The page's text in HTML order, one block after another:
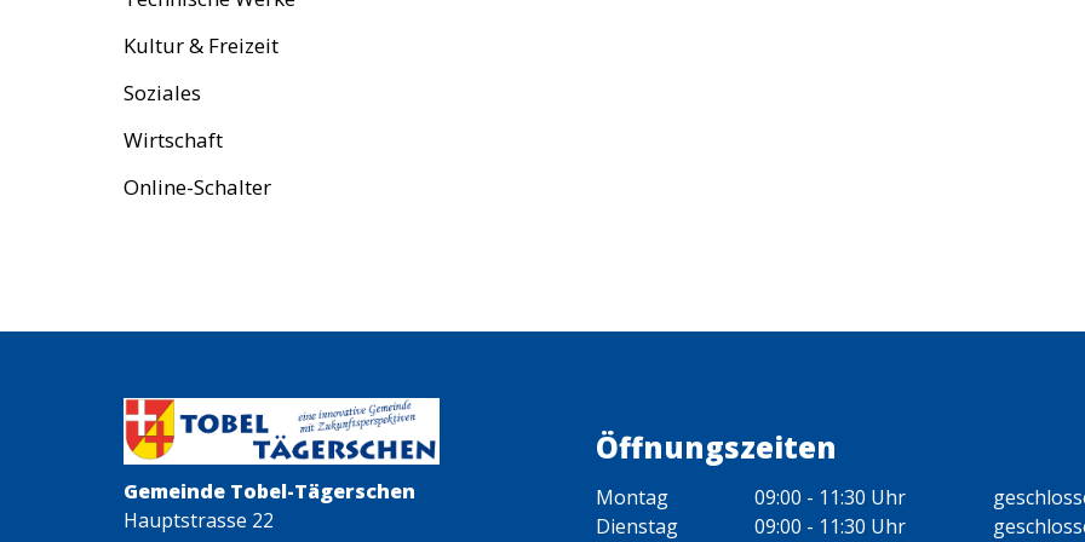
Kultur & Freizeit
Soziales
Wirtschaft
Online-Schalter
Öffnungszeiten
Gemeinde Tobel-Tägerschen
Hauptstrasse 22
Montag
Dienstag
09:00 - 11:30 Uhr
09:00 - 11:30 Uhr